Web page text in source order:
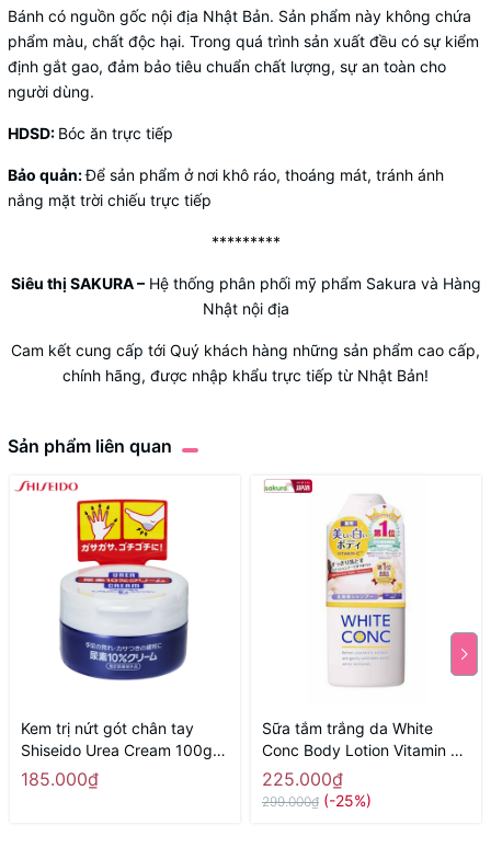
Bánh có nguồn gốc nội địa Nhật Bản. Sản phẩm này không chứa
phẩm màu, chất độc hại. Trong quá trình sản xuất đều có sự kiểm
định gắt gao, đảm bảo tiêu chuẩn chất lượng, sự an toàn cho
người dùng.
HDSD: Bóc ăn trực tiếp
Bảo quản:Để sản phẩm ở nơi khô ráo, thoáng mát, tránh ánh
nắng mặt trời chiếu trực tiếp
*********
Siêu thị SAKURA –Hệ thống phân phối mỹ phẩm Sakura và Hàng
Nhật nội địa
Cam kết cung cấp tới Quý khách hàng những sản phẩm cao cấp,
chính hãng, được nhập khẩu trực tiếp từ Nhật Bản!
Sản phẩm liên quan
Kem trị nứt gót chân tay
Shiseido Urea Cream 100g
New - Hàng Nhật nội địa
185.000₫
Sữa tắm trắng da White
Conc Body Lotion Vitamin C
360ml tinh chất bưởi
225.000₫
299.000₫ (-25%)